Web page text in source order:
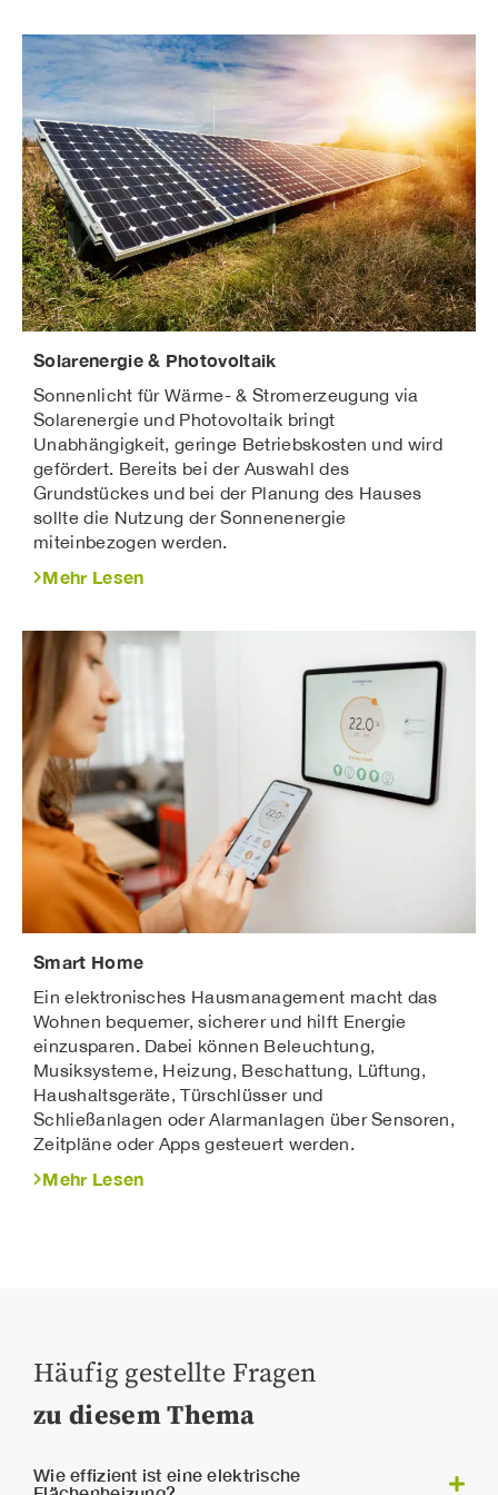
Solarenergie & Photovoltaik
Sonnenlicht für Wärme- & Stromerzeugung via
Solarenergie und Photovoltaik bringt
Unabhängigkeit, geringe Betriebskosten und wird
gefördert. Bereits bei der Auswahl des
Grundstückes und bei der Planung des Hauses
sollte die Nutzung der Sonnenenergie
miteinbezogen werden.
Mehr Lesen
Smart Home
Ein elektronisches Hausmanagement macht das
Wohnen bequemer, sicherer und hilft Energie
einzusparen. Dabei können Beleuchtung,
Musiksysteme, Heizung, Beschattung, Lüftung,
Haushaltsgeräte, Türschlüsser und
Schließanlagen oder Alarmanlagen über Sensoren,
Zeitpläne oder Apps gesteuert werden.
Mehr Lesen
Häufig gestellte Fragen
zu diesem Thema
Wie effizient ist eine elektrische